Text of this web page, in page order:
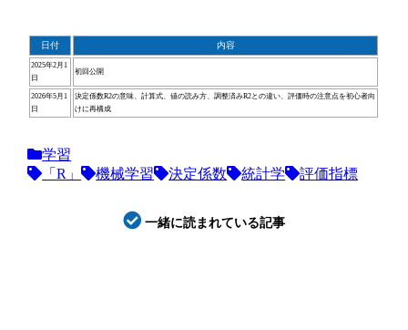
日付 内容
2025年2月1
日
初回公開
2026年5月1
日
決定係数R2の意味、計算式、値の読み方、調整済みR2との違い、評価時の注意点を初心者向
けに再構成
学習
「R」
機械学習 決定係数 統計学 評価指標
一緒に読まれている記事